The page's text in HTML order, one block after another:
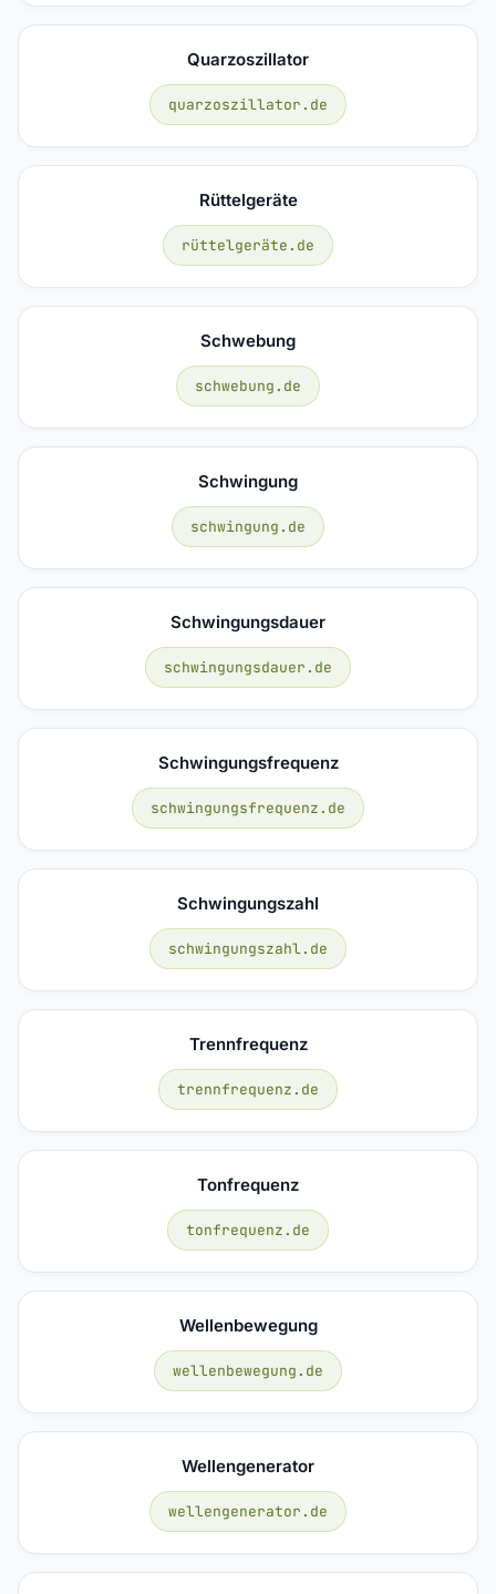
Quarzoszillator
quarzoszillator.de
Rüttelgeräte
rüttelgeräte.de
Schwebung
schwebung.de
Schwingung
schwingung.de
Schwingungsdauer
schwingungsdauer.de
Schwingungsfrequenz
schwingungsfrequenz.de
Schwingungszahl
schwingungszahl.de
Trennfrequenz
trennfrequenz.de
Tonfrequenz
tonfrequenz.de
Wellenbewegung
wellenbewegung.de
Wellengenerator
wellengenerator.de